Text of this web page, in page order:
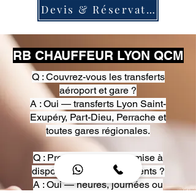
Devis & Réservation
RB CHAUFFEUR LYON QCM
Q : Couvrez-vous les transferts
aéroport et gare ?
A : Oui — transferts Lyon Saint-
Exupéry, Part-Dieu, Perrache et
toutes gares régionales.
Q : Proposez-vous une mise à
disposition pour événements ?
A : Oui — heures, journées ou